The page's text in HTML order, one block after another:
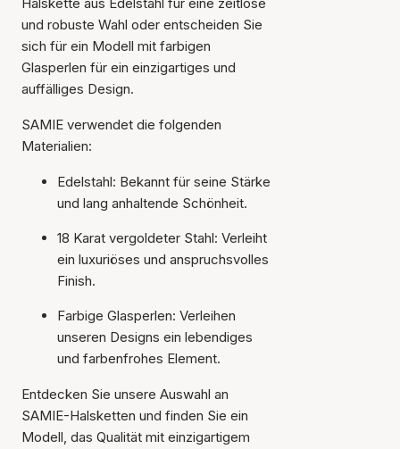
und robuste Wahl oder entscheiden Sie
sich für ein Modell mit farbigen
Glasperlen für ein einzigartiges und
auffälliges Design.
SAMIE verwendet die folgenden
Materialien:
Edelstahl: Bekannt für seine Stärke
und lang anhaltende Schönheit.
18 Karat vergoldeter Stahl: Verleiht
ein luxuriöses und anspruchsvolles
Finish.
Farbige Glasperlen: Verleihen
unseren Designs ein lebendiges
und farbenfrohes Element.
Entdecken Sie unsere Auswahl an
SAMIE-Halsketten und finden Sie ein
Modell, das Qualität mit einzigartigem